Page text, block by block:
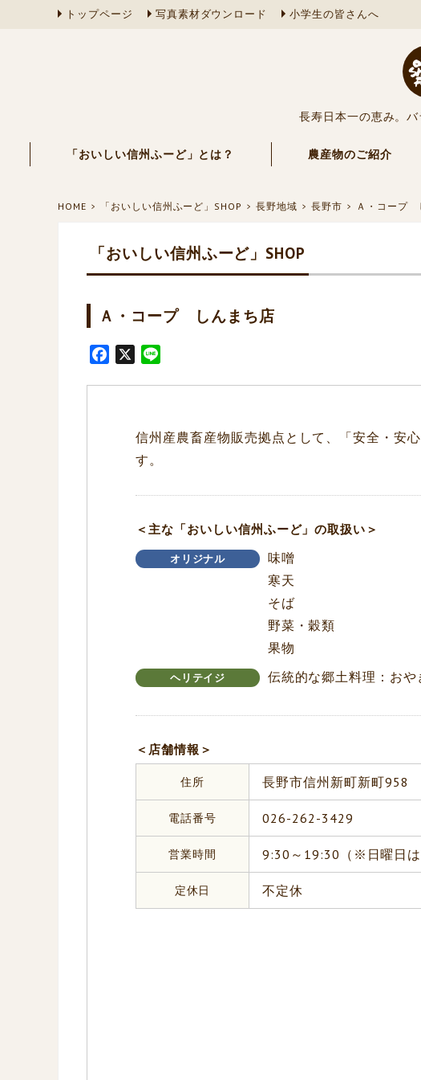
トップページ 写真素材ダウンロード 小学生の皆さんへ
長寿日本一の恵み。
「おいしい信州ふーど」とは？ 農産物のご紹介
HOME 「おいしい信州ふーど」SHOP 長野地域 長野市 Ａ・コープ
「おいしい信州ふーど」SHOP
Ａ・コープ しんまち店
信州産農畜産物販売拠点として、「安全・安
す。
＜主な「おいしい信州ふーど」の取扱い＞
オリジナル
味噌
寒天
そば
野菜・穀類
果物
ヘリテイジ 伝統的な郷土料理：お
＜店舗情報＞
住所 長野市信州新町新町958
電話番号 026-262-3429
営業時間 9:30～19:30（※日曜日は
定休日 不定休